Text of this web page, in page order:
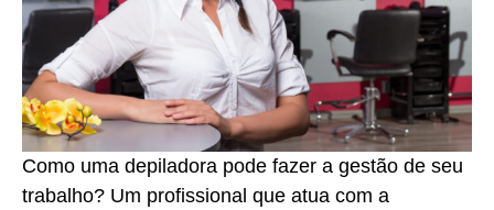
Como uma depiladora pode fazer a gestão de seu
trabalho? Um profissional que atua com a